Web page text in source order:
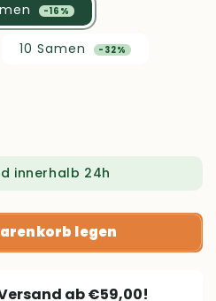
10 Samen
innerhalb 24h
legen
ab €59,00!